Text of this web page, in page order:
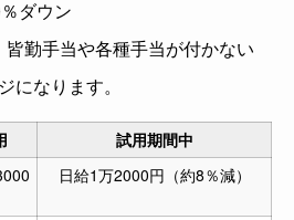
ダウン
皆勤手当や各種手当が付かない
になります。
試用期間中
日給1万2000円（約8％減）